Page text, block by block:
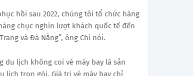
hồi sau 2022, chúng tôi tổ chức hàng
chục nghìn lượt khách quốc tế đến
và Đà Nẵng”, ông Chi nói.
du lịch không coi vé máy bay là sản
lịch trọn gói. Giá trị vé máy bay chỉ